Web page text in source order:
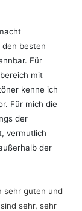
besten
Für
mit
kenne ich
Für mich die
der
vermutlich
der
sehr guten und
sehr, sehr